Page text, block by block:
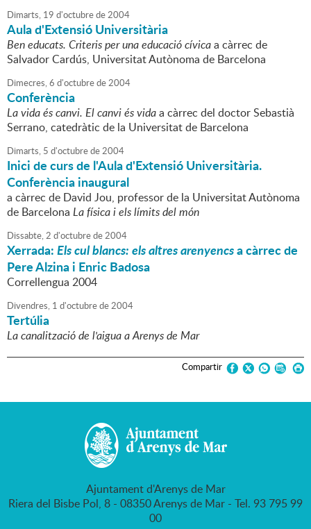
Dimarts, 19 d'octubrede2004
Aula d'Extensió Universitària
Ben educats. Criteris per una educació cívicaa càrrec de
Salvador Cardús, Universitat Autònoma de Barcelona
Dimecres,6 d'octubrede2004
Conferència
La vida és canvi. El canvi és vidaa càrrec del doctor Sebastià
Serrano, catedràtic de la Universitat de Barcelona
Dimarts, 5 d'octubrede2004
Inici de curs de l'Aula d'Extensió Universitària.
Conferència inaugural
a càrrec de David Jou, professor de la Universitat Autònoma
de Barcelona La física i els límits del món
Dissabte,2 d'octubrede2004
Xerrada:Els cul blancs: els altres arenyencsa càrrec de
Pere Alzina i Enric Badosa
Correllengua 2004
Divendres, 1 d'octubrede2004
Tertúlia
La canalització de l'aigua a Arenys de Mar
Compartir
Ajuntament d'Arenys de Mar
Riera del Bisbe Pol, 8 - 08350 Arenys de Mar - Tel. 93 795 99
00